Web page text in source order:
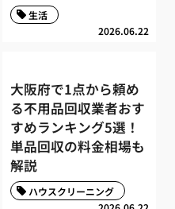
2026.06.22
生活
大阪府で1点から頼め
る不用品回収業者おす
すめランキング5選！
単品回収の料金相場も
解説
ハウスクリーニング